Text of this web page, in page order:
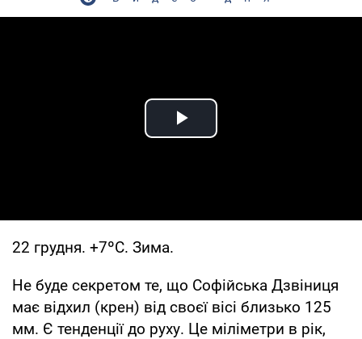
Play Video
22 грудня. +7ºС. Зима.
Не буде секретом те, що Софійська Дзвіниця
має відхил (крен) від своєї вісі близько 125
мм. Є тенденції до руху. Це міліметри в рік,